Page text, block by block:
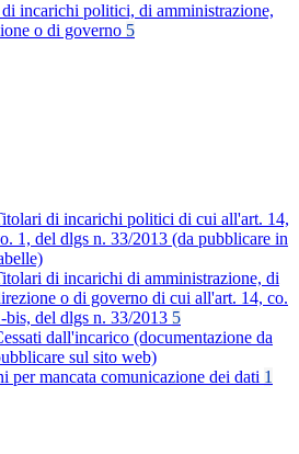
incarichi politici, di amministrazione,
o di governo 5
di incarichi politici di cui all'art. 14,
1, del dlgs n. 33/2013 (da pubblicare in
di incarichi di amministrazione, di
o di governo di cui all'art. 14, co.
bis, del dlgs n. 33/2013 5
dall'incarico (documentazione da
sul sito web)
per mancata comunicazione dei dati 1